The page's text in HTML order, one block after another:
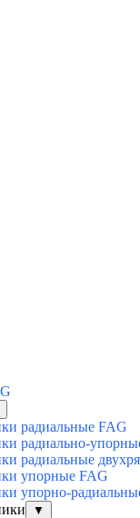
радиальные FAG
радиально-
радиальные
упорные FAG
упорно-
▼